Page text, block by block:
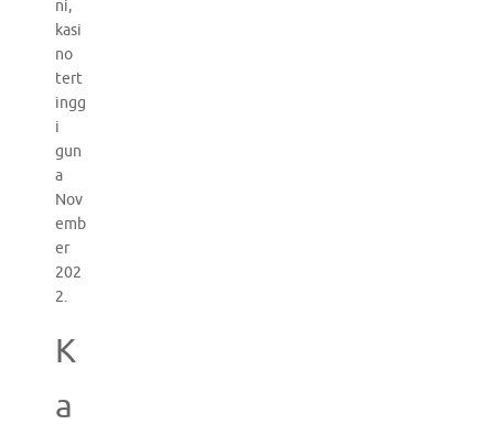
ni,
kasi
no
tert
ingg
i
gun
a
Nov
emb
er
202
2.
K
a